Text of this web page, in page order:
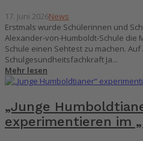
17. Juni 2026News
Erstmals wurde Schülerinnen und
Alexander-von-Humboldt-Schule die
Schule einen Sehtest zu machen.
Schulgesundheitsfachkraft Ja...
Mehr lesen
„Junge
experimentieren im